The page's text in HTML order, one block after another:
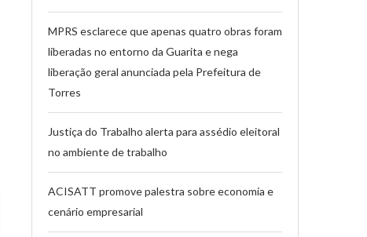
MPRS esclarece que apenas quatro obras foram
liberadas no entorno da Guarita e nega
liberação geral anunciada pela Prefeitura de
Torres
Justiça do Trabalho alerta para assédio eleitoral
no ambiente de trabalho
ACISATT promove palestra sobre economia e
cenário empresarial